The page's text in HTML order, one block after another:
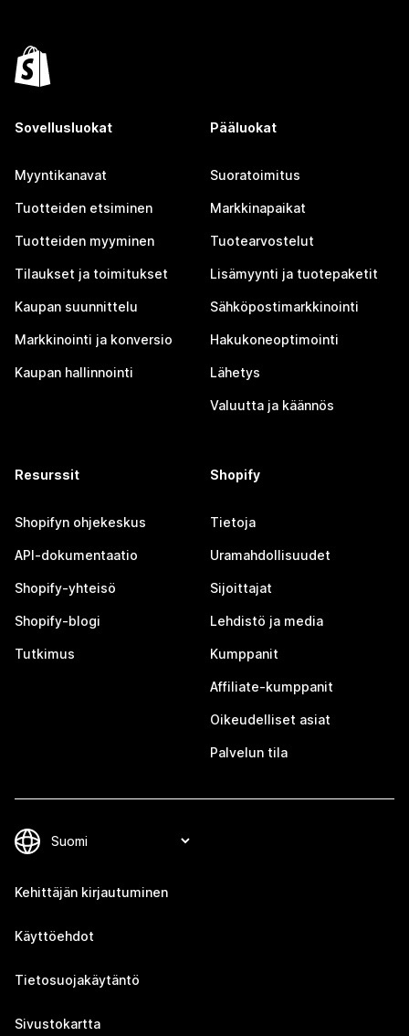
Sovellusluokat
Myyntikanavat
Tuotteiden etsiminen
Tuotteiden myyminen
Tilaukset ja toimitukset
Kaupan suunnittelu
Markkinointi ja konversio
Kaupan hallinnointi
Pääluokat
Suoratoimitus
Markkinapaikat
Tuotearvostelut
Lisämyynti ja tuotepaketit
Sähköpostimarkkinointi
Hakukoneoptimointi
Lähetys
Valuutta ja käännös
Resurssit
Shopifyn ohjekeskus
API-dokumentaatio
Shopify-yhteisö
Shopify-blogi
Tutkimus
Shopify
Tietoja
Uramahdollisuudet
Sijoittajat
Lehdistö ja media
Kumppanit
Affiliate-kumppanit
Oikeudelliset asiat
Palvelun tila
Kehittäjän kirjautuminen
Käyttöehdot
Tietosuojakäytäntö
Sivustokartta